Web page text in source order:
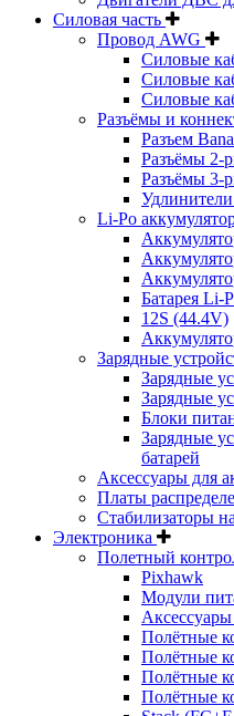
Силовая часть
Провод AWG
Силовые
Силовые
Силовые
Разъёмы и
Разъем
Разъёмы 2-
Разъёмы 3-
Удлинители
Li-Po
Батарея Li-
12S (44.4V)
Зарядные
Зарядные
Зарядные
Блоки
Зарядные
батарей
Аксессуары для
Платы
Стабилизаторы
Электроника
Полетный
Pixhawk
Модули
Полётные
Полётные
Полётные
Полётные